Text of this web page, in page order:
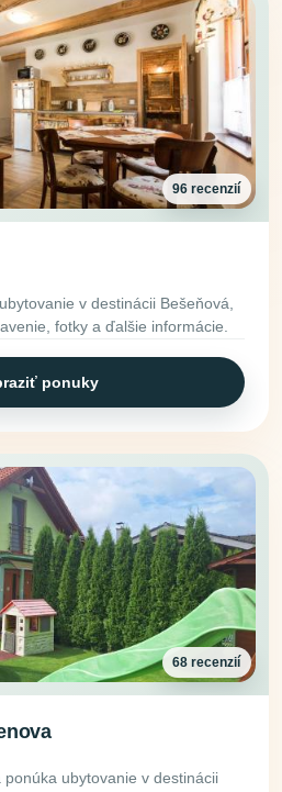
96 recenzií
v destinácii Bešeňová,
fotky a ďalšie informácie.
ponuky
68 recenzií
ubytovanie v destinácii